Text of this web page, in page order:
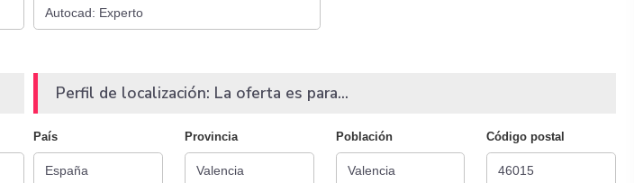
Perfil de localización: La oferta es para...
País Provincia Población Código postal